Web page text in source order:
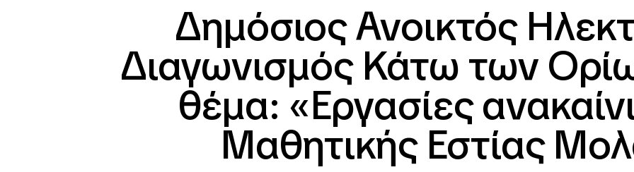
Δημόσιος Ανοικτός
Διαγωνισμός Κάτω των
θέμα: «Εργασίες
Μαθητικής Εστίας